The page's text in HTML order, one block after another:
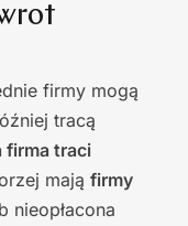
firmy mogą
tracą
firma traci
mają firmy
nieopłacona